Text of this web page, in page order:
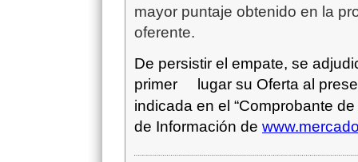
mayor puntaje obtenido en la
oferente.
De persistir el empate, se
primer
lugar su Oferta al
indicada en el “Comprobante
de Información de